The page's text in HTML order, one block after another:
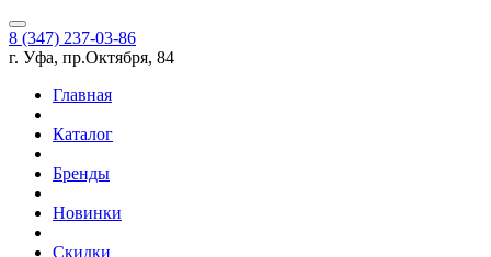
8 (347) 237-03-86
г. Уфа, пр.Октября, 84
Главная
Каталог
Бренды
Новинки
Скидки